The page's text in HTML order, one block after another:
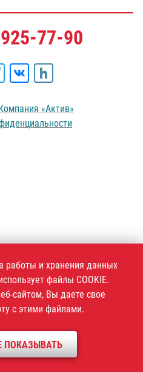
925-77-90
«Актив»
работы и хранения данных
файлы COOKIE.
сайтом, Вы даете свое
с этими файлами.
ПОКАЗЫВАТЬ